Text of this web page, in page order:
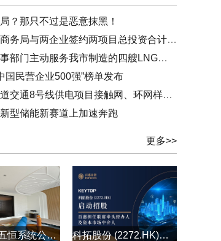
？那只不过是恶意抹黑！
务局与两企业签约两项目总投资合计7.8亿元
门主动服务我市制造的四艘LNG船舶安全离港
国民营企业500强”榜单发布
通8号线供电项目接触网、环网样板区间顺利通过验收
型储能新赛道上加速奔跑
更多>>
2026豪宅五恒系统公司怎么选？别墅大平层全空气五恒系统原厂直供 科拓股份 (2272.HK)启动招股 百惠担任联席牵头经办人及资本市场中介人